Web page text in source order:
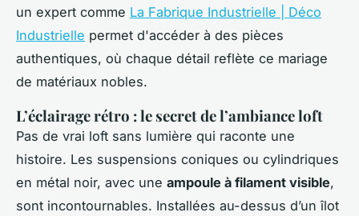
un expert comme La Fabrique Industrielle | Déco
Industrielle permet d'accéder à des pièces
authentiques, où chaque détail reflète ce mariage
de matériaux nobles.
L’éclairage rétro : le secret de l’ambiance loft
Pas de vrai loft sans lumière qui raconte une
histoire. Les suspensions coniques ou cylindriques
en métal noir, avec une ampoule à filament visible,
sont incontournables. Installées au-dessus d’un îlot